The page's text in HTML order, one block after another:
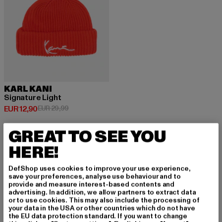
KARL KANI
Signature Light
EUR 12,90
Huidige prijs: EUR 12,90
EUR 29,99Actieprijs: EUR 29,99
MELD JE AAN OM G
EÏNSPIREERD TE BLI
JVEN!
GREAT TO SEE YOU
HERE!
DefShop uses cookies to improve your use experience,
save your preferences, analyse use behaviour and to
provide and measure interest-based contents and
advertising. In addition, we allow partners to extract data
or to use cookies. This may also include the processing of
your data in the USA or other countries which do not have
the EU data protection standard. If you want to change